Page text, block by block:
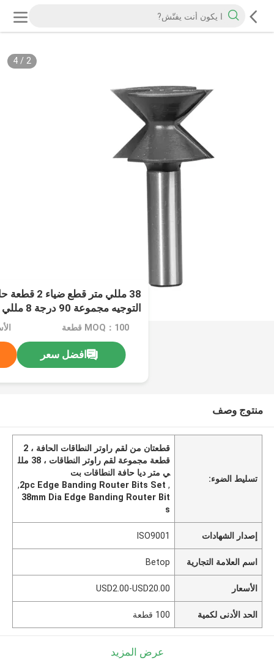
2
/
4
38 مللي متر
عرقوب ضياء
MOQ：100 قطعة
افضل سعر
منتوج وصف
تسليط الضوء:
قطعتان من لقم راوتر النطاقات الحافة ، 2
قطعة مجموعة لقم راوتر النطاقات ، 38 ملل
ي متر ديا حافة النطاقات بت
,
2pc Edge Banding Router Bits Set
,
38mm Dia Edge Banding Router Bit
s
إصدار الشهادات ISO9001
اسم العلامة التجارية Betop
الأسعار USD2.00-USD20.00
الحد الأدنى لكمية 100 قطعة
عرض المزيد